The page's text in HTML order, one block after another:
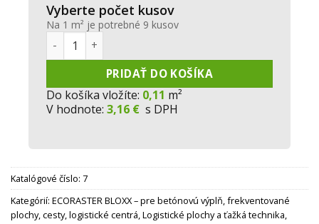
Vyberte počet kusov
Na 1 m² je potrebné 9 kusov
množstvo ECORASTER® Bloxx - teracotta
PRIDAŤ DO KOŠÍKA
Do košíka vložíte: 0,11 m²
V hodnote: 3,16 € s DPH
Katalógové číslo: 7
Kategórií: ECORASTER BLOXX – pre betónovú výplň, frekventované
plochy, cesty, logistické centrá,Logistické plochy a ťažká technika,